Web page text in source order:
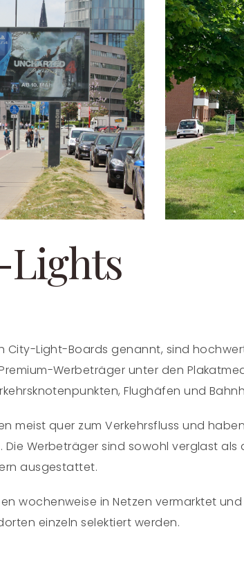
Lights
City-Light-Boards genannt, sind
Werbeträger unter den
Flughäfen und
meist quer zum Verkehrsfluss und
Die Werbeträger sind sowohl verglast
ausgestattet.
wochenweise in Netzen vermarktet
einzeln selektiert werden.